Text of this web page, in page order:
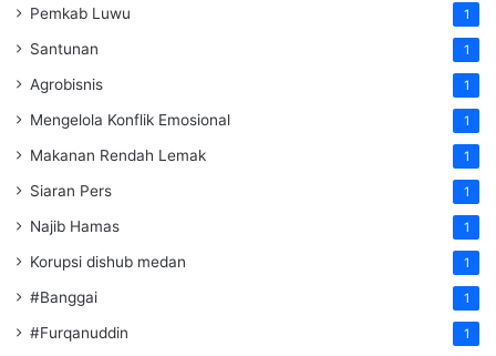
Pemkab Luwu 1
Santunan 1
Agrobisnis 1
Mengelola Konflik Emosional 1
Makanan Rendah Lemak 1
Siaran Pers 1
Najib Hamas 1
Korupsi dishub medan 1
#Banggai 1
#Furqanuddin 1